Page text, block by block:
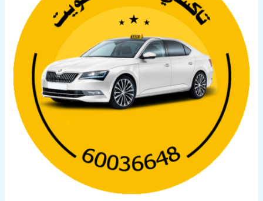
الكويت
اتصل
بنا
60036648